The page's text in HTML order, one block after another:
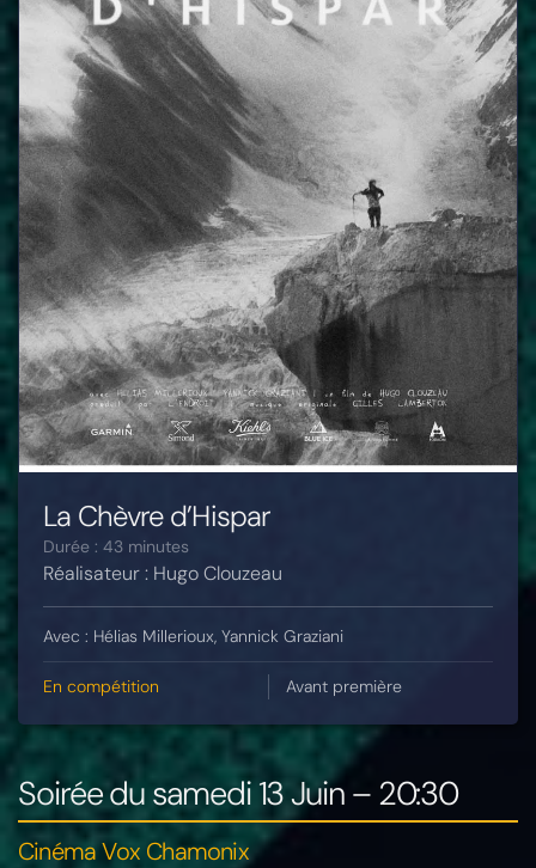
La Chèvre d’Hispar
Durée : 43 minutes
Réalisateur : Hugo Clouzeau
Avec : Hélias Millerioux, Yannick Graziani
En compétition Avant première
Soirée du samedi 13 Juin – 20:30
Cinéma Vox Chamonix